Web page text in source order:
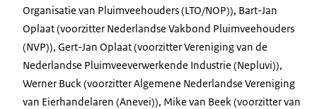
Organisatie van Pluimveehouders (LTO/NOP)), Bart-Jan
Oplaat (voorzitter Nederlandse Vakbond Pluimveehouders
(NVP)), Gert-Jan Oplaat (voorzitter Vereniging van de
Nederlandse Pluimveeverwerkende Industrie (Nepluvi)),
Werner Buck (voorzitter Algemene Nederlandse Vereniging
van Eierhandelaren (Anevei)), Mike van Beek (voorzitter van